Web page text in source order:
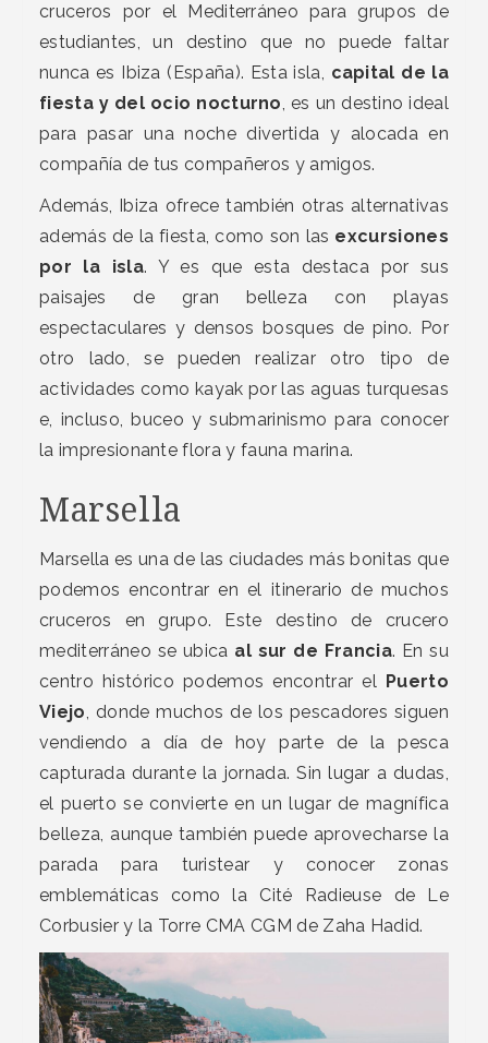
cruceros por el Mediterráneo para grupos de
estudiantes, un destino que no puede faltar
nunca es Ibiza (España). Esta isla, capital de la
fiesta y del ocio nocturno, es un destino ideal
para pasar una noche divertida y alocada en
compañía de tus compañeros y amigos.
Además, Ibiza ofrece también otras alternativas
además de la fiesta, como son las excursiones
por la isla. Y es que esta destaca por sus
paisajes de gran belleza con playas
espectaculares y densos bosques de pino. Por
otro lado, se pueden realizar otro tipo de
actividades como kayak por las aguas turquesas
e, incluso, buceo y submarinismo para conocer
la impresionante flora y fauna marina.
Marsella
Marsella es una de las ciudades más bonitas que
podemos encontrar en el itinerario de muchos
cruceros en grupo. Este destino de crucero
mediterráneo se ubica al sur de Francia. En su
centro histórico podemos encontrar el Puerto
Viejo, donde muchos de los pescadores siguen
vendiendo a día de hoy parte de la pesca
capturada durante la jornada. Sin lugar a dudas,
el puerto se convierte en un lugar de magnífica
belleza, aunque también puede aprovecharse la
parada para turistear y conocer zonas
emblemáticas como la Cité Radieuse de Le
Corbusier y la Torre CMA CGM de Zaha Hadid.